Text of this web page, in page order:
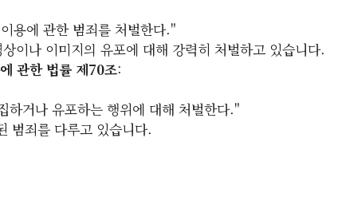
용에 관한 범죄를 처벌한다."
이나 이미지의 유포에 대해 강력히 처벌하고 있습니다.
관한 법률 제70조:
하거나 유포하는 행위에 대해 처벌한다."
범죄를 다루고 있습니다.